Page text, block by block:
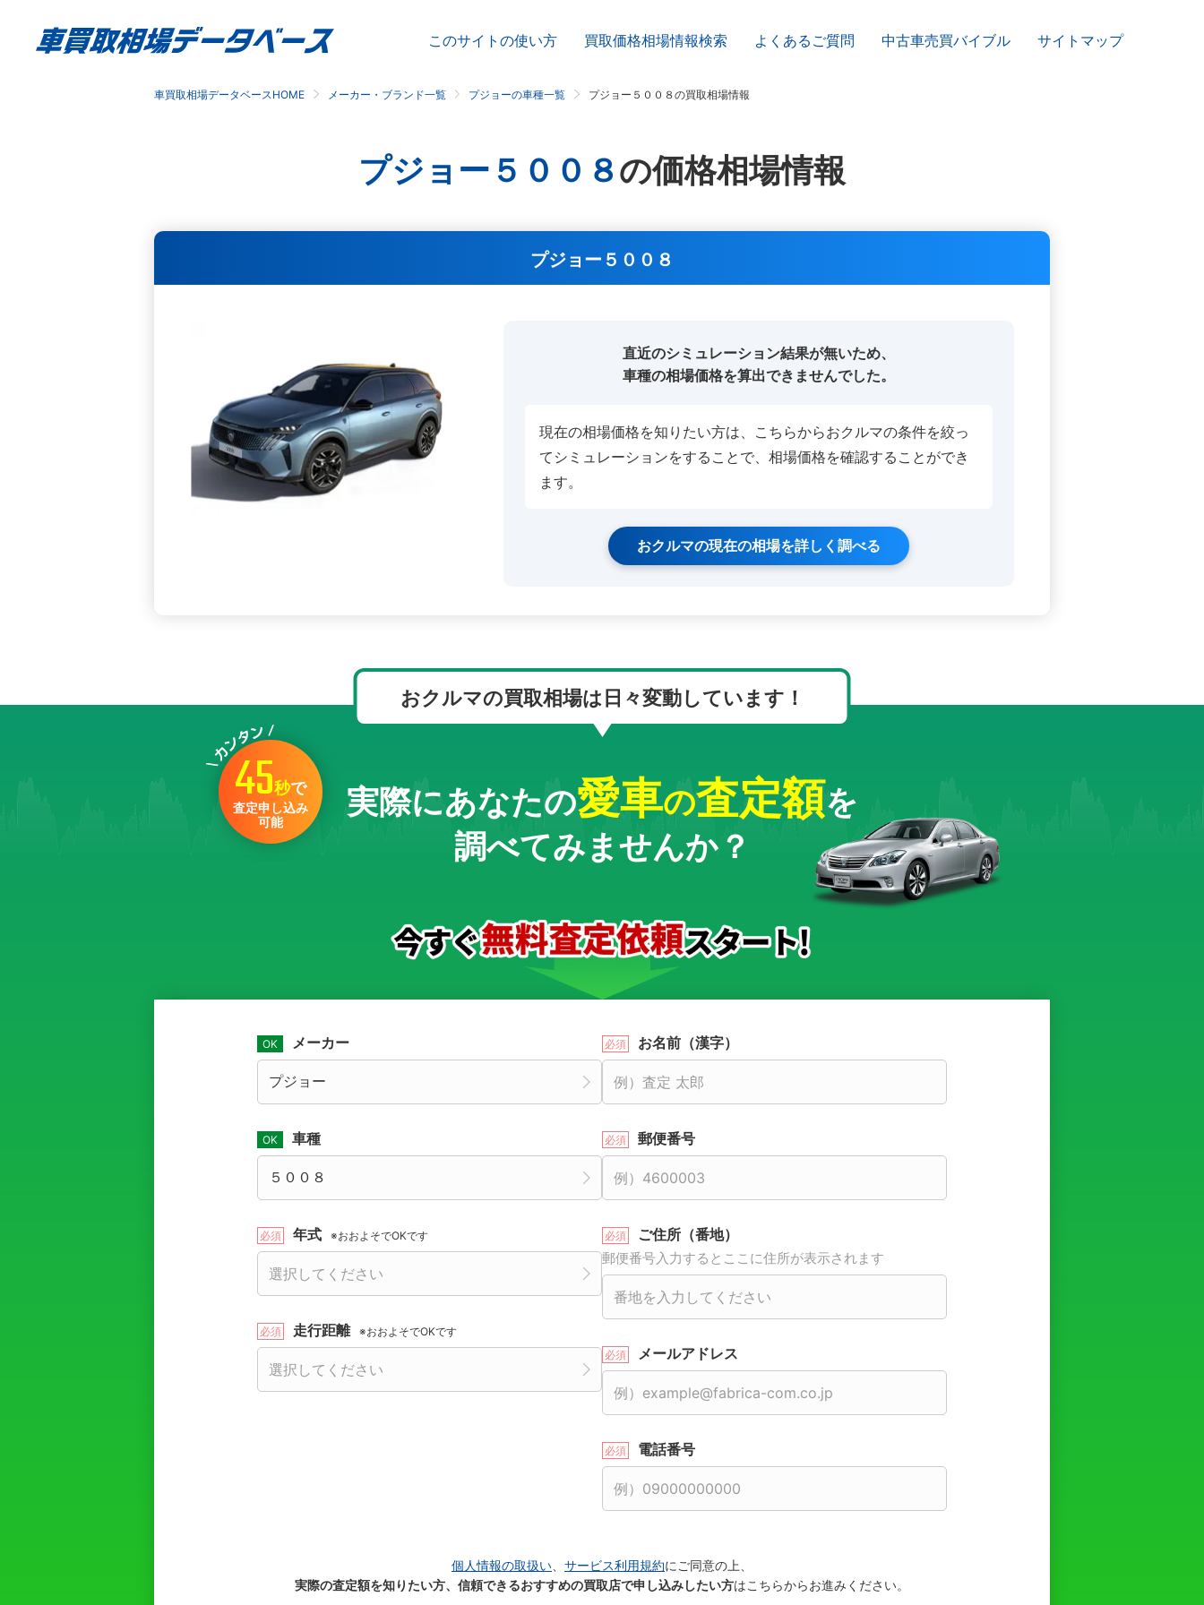
このサイトの使い方 買取価格相場情報検索 よくあるご質問 中古車売買バイブル サイトマップ
車買取相場データベースHOME メーカー・ブランド一覧 プジョーの車種一覧 プジョー５００８の買取相場情報
プジョー５００８の価格相場情報
プジョー５００８
直近のシミュレーション結果が無いため、
車種の相場価格を算出できませんでした。
現在の相場価格を知りたい方は、こちらからおクルマの条件を絞っ
てシミュレーションをすることで、相場価格を確認することができ
ます。
おクルマの現在の相場を詳しく調べる
おクルマの買取相場は日々変動しています！
45秒で
査定申し込み
可能
実際にあなたの愛車の査定額を
調べてみませんか？
メーカー
車種
年式 ※おおよそでOKです
走行距離 ※おおよそでOKです
お名前（漢字）
郵便番号
ご住所（番地）
郵便番号入力するとここに住所が表示されます
メールアドレス
電話番号
個人情報の取扱い サービス利用規約にご同意の上、
実際の査定額を知りたい方、信頼できるおすすめの買取店で申し込みしたい方はこちらからお進みください。